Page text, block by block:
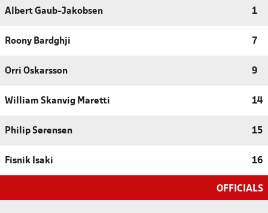
Albert Gaub-Jakobsen 1
Roony Bardghji 7
Orri Oskarsson 9
William Skanvig Maretti 14
Philip Sørensen 15
Fisnik Isaki 16
OFFICIALS